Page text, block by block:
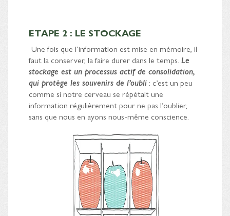
ETAPE 2 : LE STOCKAGE
Une fois que l’information est mise en mémoire, il
faut la conserver, la faire durer dans le temps. Le
stockage est un processus actif de consolidation,
qui protège les souvenirs de l’oubli: c’est un peu
comme si notre cerveau se répétait une
information régulièrement pour ne pas l’oublier,
sans que nous en ayons nous-même conscience.